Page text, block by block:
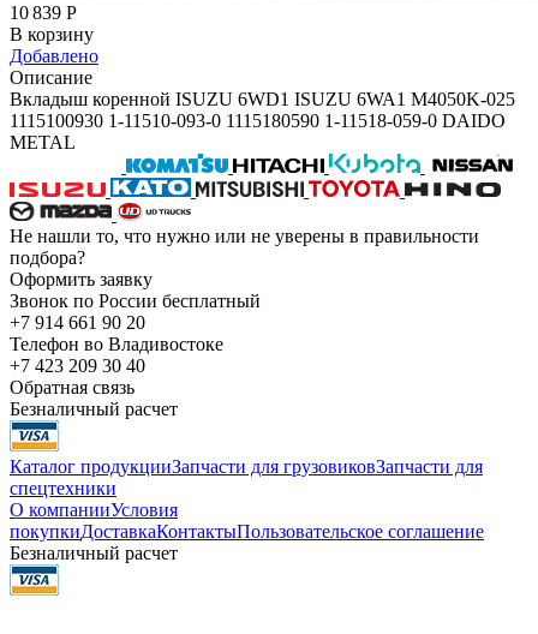
10 839 Р
В корзину
Добавлено
Описание
Вкладыш коренной ISUZU 6WD1 ISUZU 6WA1 M4050K-025
1115100930 1-11510-093-0 1115180590 1-11518-059-0 DAIDO
METAL
Не нашли то, что нужно или не уверены в правильности
подбора?
Оформить заявку
Звонок по России бесплатный
+7 914 661 90 20
Телефон во Владивостоке
+7 423 209 30 40
Обратная связь
Безналичный расчет
Каталог продукцииЗапчасти для грузовиковЗапчасти для
спецтехники
О компанииУсловия
покупкиДоставкаКонтактыПользовательское соглашение
Безналичный расчет